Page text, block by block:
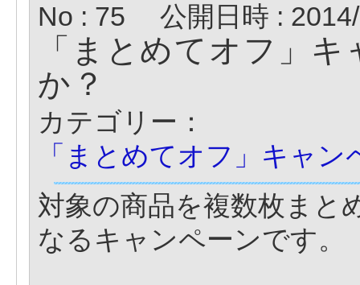
No : 75
公開日時 :
「まとめてオフ」
か？
カテゴリー：
「まとめてオフ」キャン
対象の商品を複数枚まと
なるキャンペーンです。